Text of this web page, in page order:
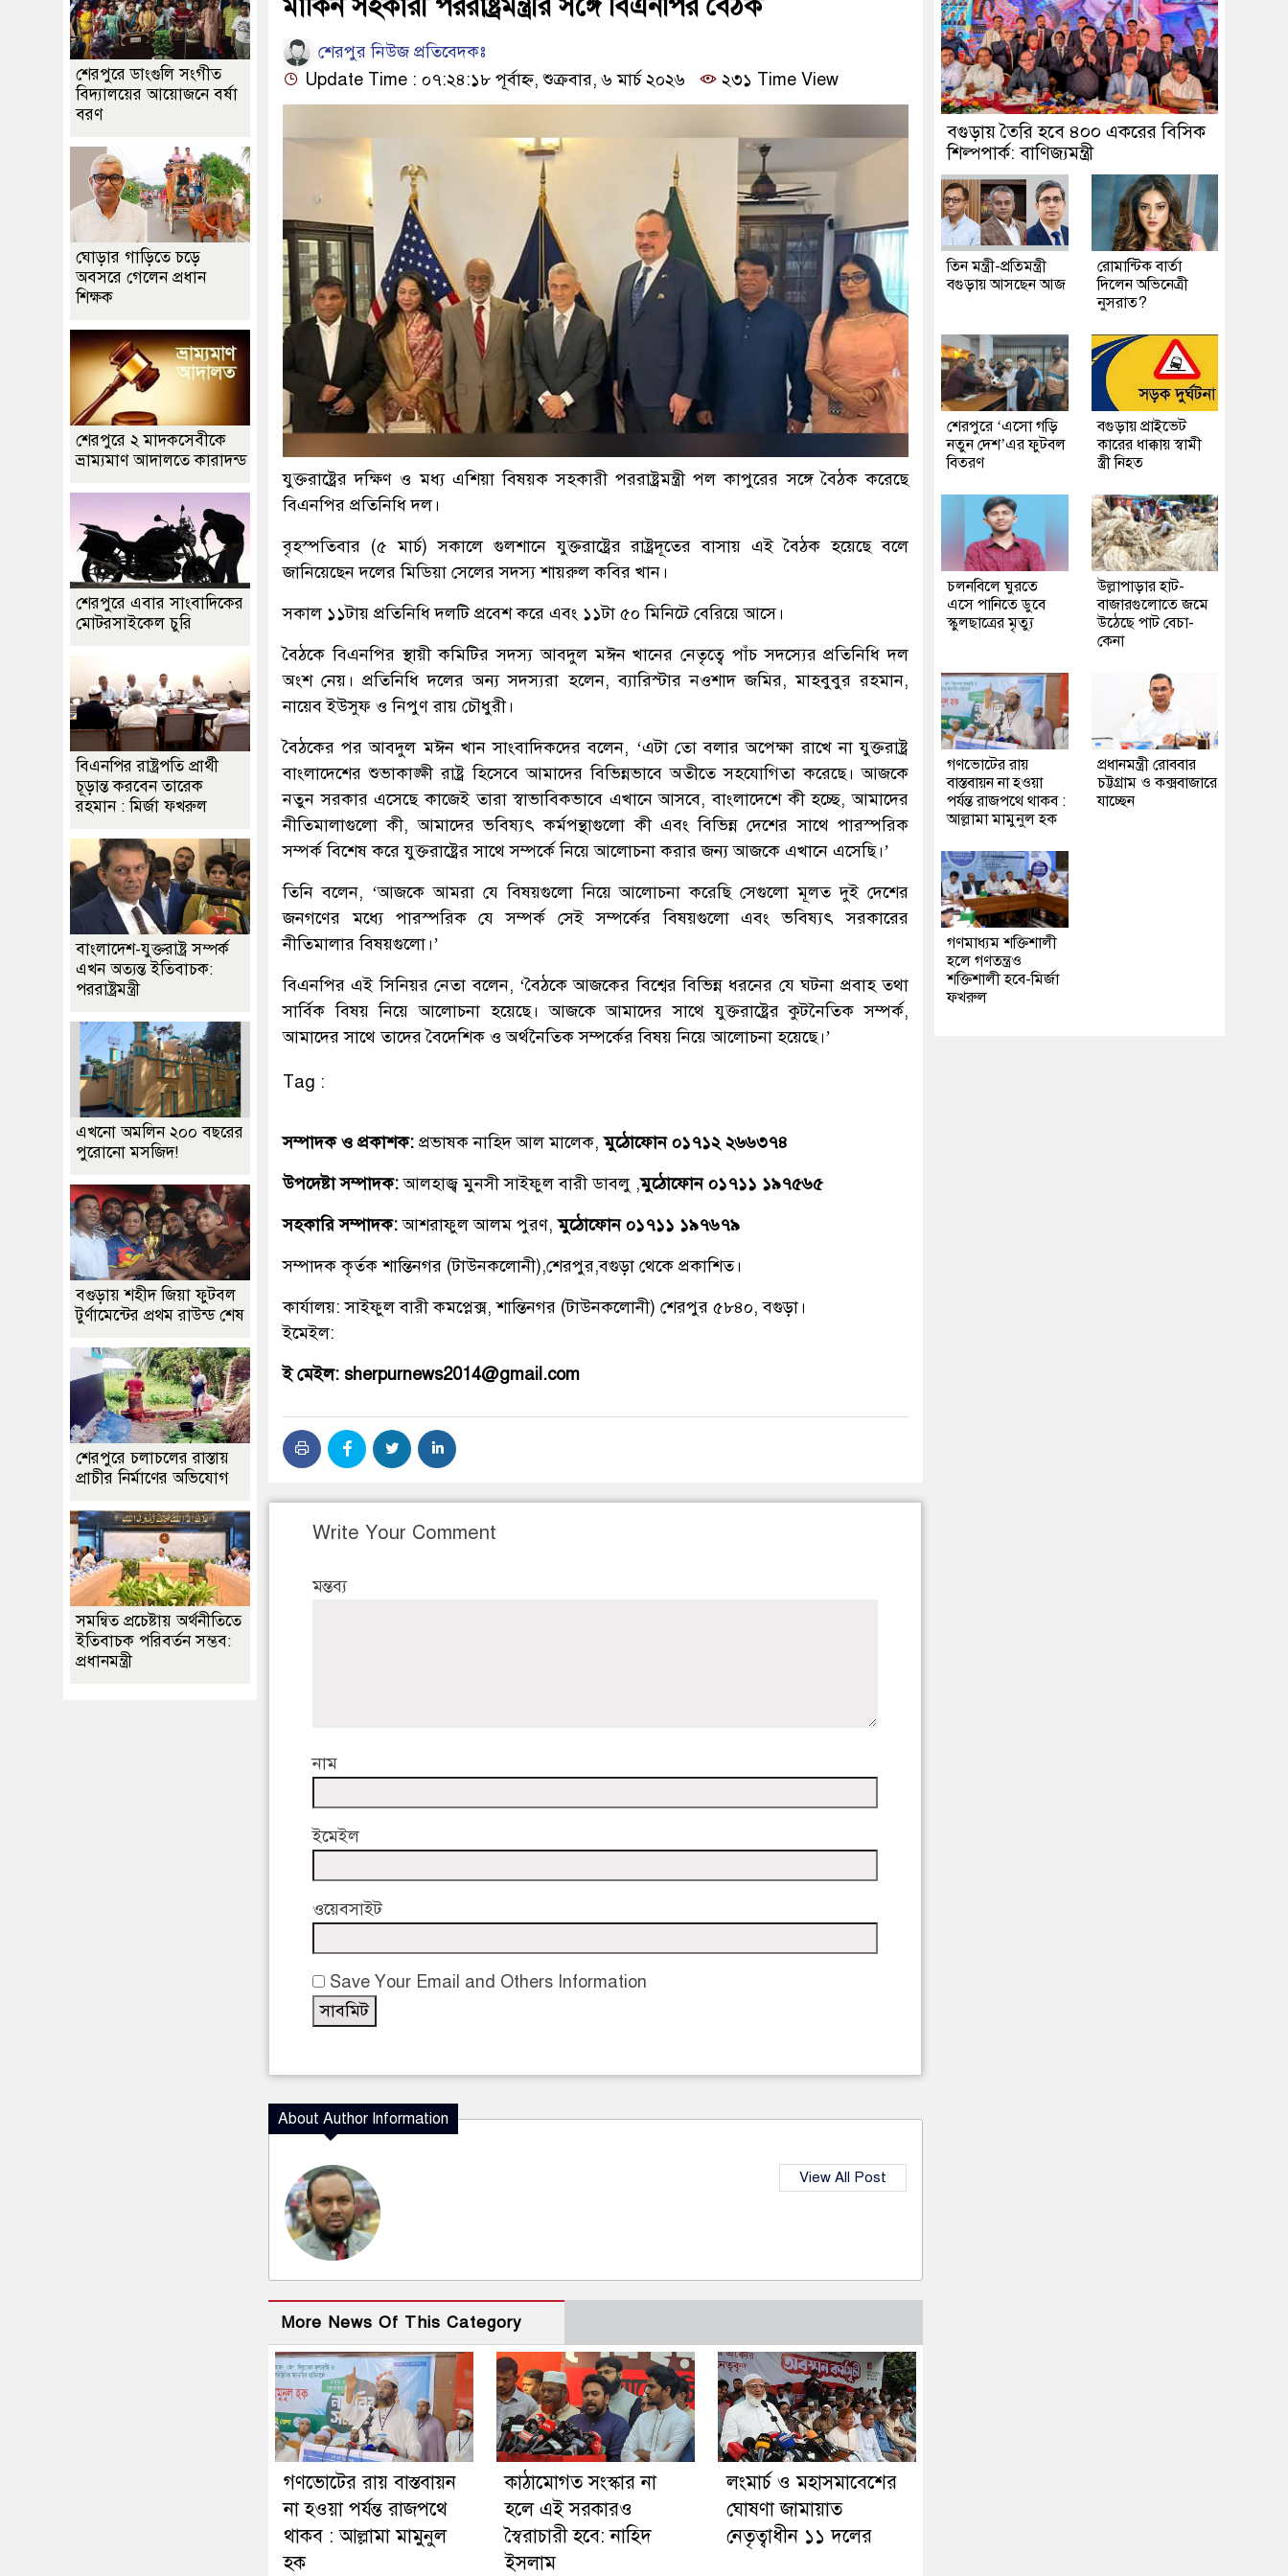
শেরপুর নিউজ প্রতিবেদকঃ
Update Time : ০৭:২৪:১৮ পূর্বাহ্ন, শুক্রবার, ৬ মার্চ ২০২৬
২৩১ Time View
যুক্তরাষ্ট্রের দক্ষিণ ও মধ্য এশিয়া বিষয়ক সহকারী পররাষ্ট্রমন্ত্রী পল কাপুরের সঙ্গে বৈঠক করেছে
বিএনপির প্রতিনিধি দল।
বৃহস্পতিবার (৫ মার্চ) সকালে গুলশানে যুক্তরাষ্ট্রের রাষ্ট্রদূতের বাসায় এই বৈঠক হয়েছে বলে
জানিয়েছেন দলের মিডিয়া সেলের সদস্য শায়রুল কবির খান।
সকাল ১১টায় প্রতিনিধি দলটি প্রবেশ করে এবং ১১টা ৫০ মিনিটে বেরিয়ে আসে।
বৈঠকে বিএনপির স্থায়ী কমিটির সদস্য আবদুল মঈন খানের নেতৃত্বে পাঁচ সদস্যের প্রতিনিধি দল
অংশ নেয়। প্রতিনিধি দলের অন্য সদস্যরা হলেন, ব্যারিস্টার নওশাদ জমির, মাহবুবুর রহমান,
নায়েব ইউসুফ ও নিপুণ রায় চৌধুরী।
বৈঠকের পর আবদুল মঈন খান সাংবাদিকদের বলেন, ‘এটা তো বলার অপেক্ষা রাখে না যুক্তরাষ্ট্র
বাংলাদেশের শুভাকাঙ্ক্ষী রাষ্ট্র হিসেবে আমাদের বিভিন্নভাবে অতীতে সহযোগিতা করেছে। আজকে
নতুন সরকার এসেছে কাজেই তারা স্বাভাবিকভাবে এখানে আসবে, বাংলাদেশে কী হচ্ছে, আমাদের
নীতিমালাগুলো কী, আমাদের ভবিষ্যৎ কর্মপন্থাগুলো কী এবং বিভিন্ন দেশের সাথে পারস্পরিক
সম্পর্ক বিশেষ করে যুক্তরাষ্ট্রের সাথে সম্পর্কে নিয়ে আলোচনা করার জন্য আজকে এখানে এসেছি।’
তিনি বলেন, ‘আজকে আমরা যে বিষয়গুলো নিয়ে আলোচনা করেছি সেগুলো মূলত দুই দেশের
জনগণের মধ্যে পারস্পরিক যে সম্পর্ক সেই সম্পর্কের বিষয়গুলো এবং ভবিষ্যৎ সরকারের
নীতিমালার বিষয়গুলো।’
বিএনপির এই সিনিয়র নেতা বলেন, ‘বৈঠকে আজকের বিশ্বের বিভিন্ন ধরনের যে ঘটনা প্রবাহ তথা
সার্বিক বিষয় নিয়ে আলোচনা হয়েছে। আজকে আমাদের সাথে যুক্তরাষ্ট্রের কুটনৈতিক সম্পর্ক,
আমাদের সাথে তাদের বৈদেশিক ও অর্থনৈতিক সম্পর্কের বিষয় নিয়ে আলোচনা হয়েছে।’
Tag :
সম্পাদক ও প্রকাশক: প্রভাষক নাহিদ আল মালেক,মুঠোফোন ০১৭১২ ২৬৬৩৭৪
উপদেষ্টা সম্পাদক:আলহাজ্ব মুনসী সাইফুল বারী ডাবলু ,মুঠোফোন ০১৭১১ ১৯৭৫৬৫
সহকারি সম্পাদক:আশরাফুল আলম পুরণ,মুঠোফোন ০১৭১১ ১৯৭৬৭৯
সম্পাদক কৃর্তক শান্তিনগর (টাউনকলোনী),শেরপুর,বগুড়া থেকে প্রকাশিত।
কার্যালয়: সাইফুল বারী কমপ্লেক্স, শান্তিনগর (টাউনকলোনী) শেরপুর ৫৮৪০, বগুড়া।
ইমেইল:
ই মেইল: sherpurnews2014@gmail.com
Write Your Comment
মন্তব্য
নাম
ইমেইল
ওয়েবসাইট
Save Your Email and Others Information
About Author Information
View All Post
More News Of This Category
গণভোটের রায় বাস্তবায়ন
না হওয়া পর্যন্ত রাজপথে
থাকব : আল্লামা মামুনুল
হক
কাঠামোগত সংস্কার না
হলে এই সরকারও
স্বৈরাচারী হবে: নাহিদ
ইসলাম
লংমার্চ ও মহাসমাবেশের
ঘোষণা জামায়াত
নেতৃত্বাধীন ১১ দলের
শেরপুরে ডাংগুলি সংগীত
বিদ্যালয়ের আয়োজনে বর্ষা
বরণ
ঘোড়ার গাড়িতে চড়ে
অবসরে গেলেন প্রধান
শিক্ষক
শেরপুরে ২ মাদকসেবীকে
ভ্রাম্যমাণ আদালতে কারাদন্ড
শেরপুরে এবার সাংবাদিকের
মোটরসাইকেল চুরি
বিএনপির রাষ্ট্রপতি প্রার্থী
চূড়ান্ত করবেন তারেক
রহমান : মির্জা ফখরুল
বাংলাদেশ-যুক্তরাষ্ট্র সম্পর্ক
এখন অত্যন্ত ইতিবাচক:
পররাষ্ট্রমন্ত্রী
এখনো অমলিন ২০০ বছরের
পুরোনো মসজিদ!
বগুড়ায় শহীদ জিয়া ফুটবল
টুর্ণামেন্টের প্রথম রাউন্ড শেষ
শেরপুরে চলাচলের রাস্তায়
প্রাচীর নির্মাণের অভিযোগ
সমন্বিত প্রচেষ্টায় অর্থনীতিতে
ইতিবাচক পরিবর্তন সম্ভব:
প্রধানমন্ত্রী
বগুড়ায় তৈরি হবে ৪০০ একরের বিসিক
শিল্পপার্ক: বাণিজ্যমন্ত্রী
তিন মন্ত্রী-প্রতিমন্ত্রী
বগুড়ায় আসছেন আজ
রোমান্টিক বার্তা
দিলেন অভিনেত্রী
নুসরাত?
শেরপুরে ‘এসো গড়ি
নতুন দেশ’এর ফুটবল
বিতরণ
বগুড়ায় প্রাইভেট
কারের ধাক্কায় স্বামী
স্ত্রী নিহত
চলনবিলে ঘুরতে
এসে পানিতে ডুবে
স্কুলছাত্রের মৃত্যু
উল্লাপাড়ার হাট-
বাজারগুলোতে জমে
উঠেছে পাট বেচা-
কেনা
গণভোটের রায়
বাস্তবায়ন না হওয়া
পর্যন্ত রাজপথে থাকব :
আল্লামা মামুনুল হক
প্রধানমন্ত্রী রোববার
চট্টগ্রাম ও কক্সবাজারে
যাচ্ছেন
গণমাধ্যম শক্তিশালী
হলে গণতন্ত্রও
শক্তিশালী হবে-মির্জা
ফখরুল